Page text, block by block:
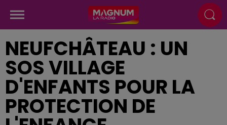
NEUFCHÂTEAU : UN
SOS VILLAGE
D'ENFANTS POUR LA
PROTECTION DE